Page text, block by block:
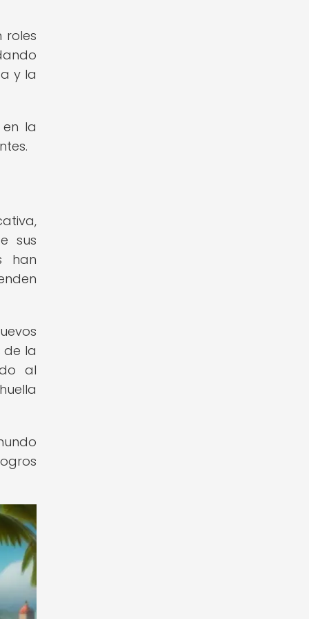
roles
y la
la
sus
han
de la
al